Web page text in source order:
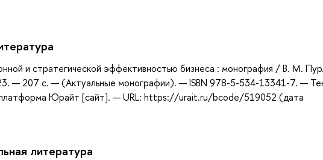
и стратегической эффективностью бизнеса : монография / В. М.
— 207 с. — (Актуальные монографии). — ISBN 978-5-534-13341-7. —
Юрайт [сайт]. — URL: https://urait.ru/bcode/519052 (дата
литература